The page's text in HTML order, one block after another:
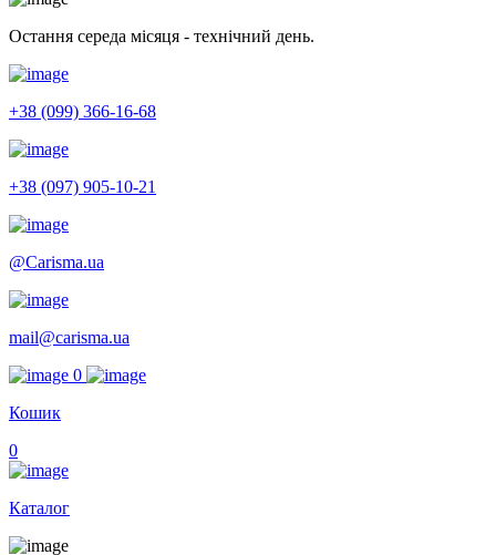
Остання середа місяця - технічний день.
+38 (099) 366-16-68
+38 (097) 905-10-21
@Carisma.ua
mail@carisma.ua
0
Кошик
0
Каталог